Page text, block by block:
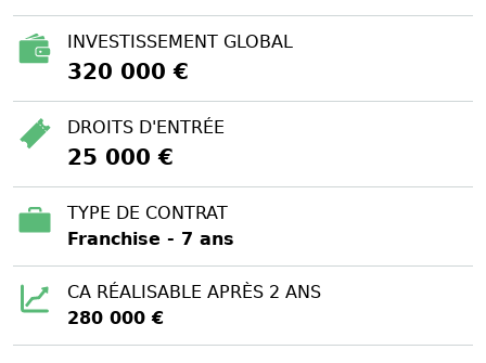
INVESTISSEMENT GLOBAL
320 000 €
DROITS D'ENTRÉE
25 000 €
TYPE DE CONTRAT
Franchise - 7 ans
CA RÉALISABLE APRÈS 2 ANS
280 000 €